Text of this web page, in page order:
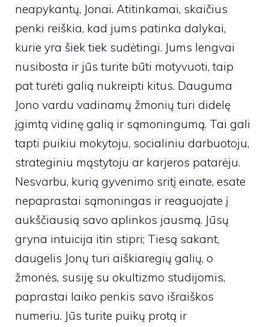
neapykantų, Jonai. Atitinkamai, skaičius
penki reiškia, kad jums patinka dalykai,
kurie yra šiek tiek sudėtingi. Jums lengvai
nusibosta ir jūs turite būti motyvuoti, taip
pat turėti galią nukreipti kitus. Dauguma
Jono vardu vadinamų žmonių turi didelę
įgimtą vidinę galią ir sąmoningumą. Tai gali
tapti puikiu mokytoju, socialiniu darbuotoju,
strateginiu mąstytoju ar karjeros patarėju.
Nesvarbu, kurią gyvenimo sritį einate, esate
nepaprastai sąmoningas ir reaguojate į
aukščiausią savo aplinkos jausmą. Jūsų
gryna intuicija itin stipri; Tiesą sakant,
daugelis Jonų turi aiškiaregių galių, o
žmonės, susiję su okultizmo studijomis,
paprastai laiko penkis savo išraiškos
numeriu. Jūs turite puikų protą ir